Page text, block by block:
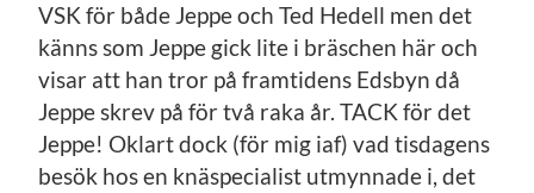
VSK för både Jeppe och Ted Hedell men det
känns som Jeppe gick lite i bräschen här och
visar att han tror på framtidens Edsbyn då
Jeppe skrev på för två raka år. TACK för det
Jeppe! Oklart dock (för mig iaf) vad tisdagens
besök hos en knäspecialist utmynnade i, det